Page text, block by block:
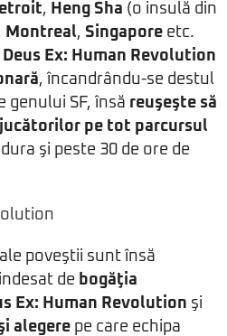
, Heng Sha (o insulă din
Montreal, Singapore etc.
Ex: Human Revolution
, încandrându-se destul
genului SF, însă reuşeşte să
pe tot parcursul
şi peste 30 de ore de
poveştii sunt însă
de bogăţia
Ex: Human Revolution şi
alegere pe care echipa